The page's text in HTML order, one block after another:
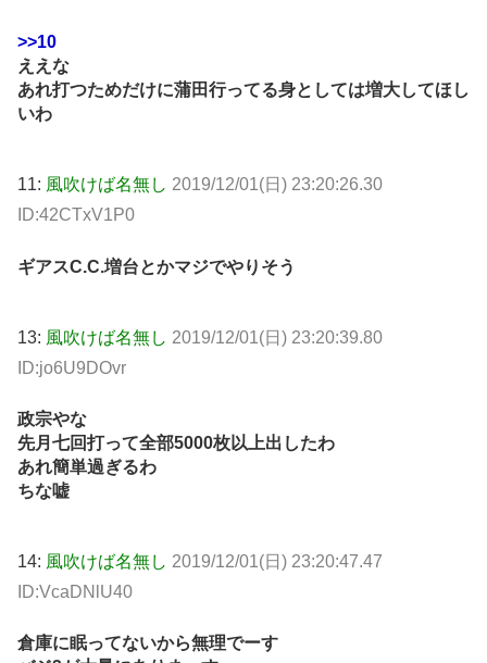
>>10
ええな
あれ打つためだけに蒲田行ってる身としては増大してほし
いわ
11: 風吹けば名無し 2019/12/01(日) 23:20:26.30
ID:42CTxV1P0
ギアスC.C.増台とかマジでやりそう
13: 風吹けば名無し 2019/12/01(日) 23:20:39.80
ID:jo6U9DOvr
政宗やな
先月七回打って全部5000枚以上出したわ
あれ簡単過ぎるわ
ちな嘘
14: 風吹けば名無し 2019/12/01(日) 23:20:47.47
ID:VcaDNlU40
倉庫に眠ってないから無理でーす